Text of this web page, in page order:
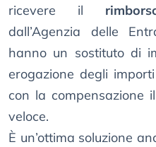
ricevere il
dall’Agenzia delle
hanno un sostituto di
erogazione degli
con la compensazione
veloce.
È un’ottima soluzione